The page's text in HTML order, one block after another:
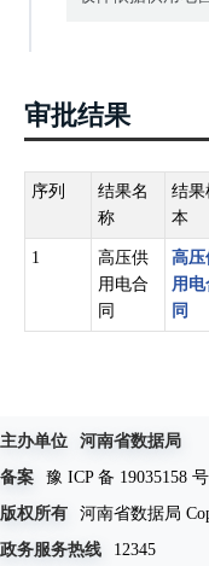
审批结果
序列
结果名
称
结果
本
1
高压供
用电合
同
高压
用电
同
主办单位
河南省数据局
备案
豫 ICP 备 19035158
版权所有
河南省数据局
政务服务热线
12345